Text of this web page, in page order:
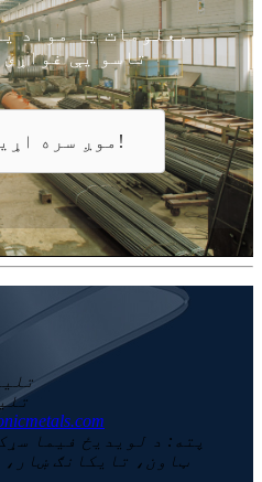
معلومات یا مواد
تاسو یې
موږ سره اړیکه ونیسئ!
پته: د لویدیځ فیما
ټاون، تایکانګ ښار،